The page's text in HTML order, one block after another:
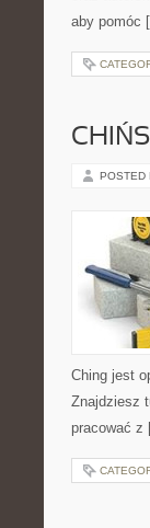
aby pomóc
POSTED
Ching jest
Znajdziesz
pracować